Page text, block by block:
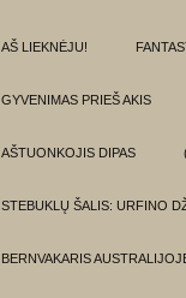
AŠ LIEKNĖJU!
GYVENIMAS PRIEŠ AKIS
AŠTUONKOJIS DIPAS
STEBUKLŲ ŠALIS: URFINO
BERNVAKARIS